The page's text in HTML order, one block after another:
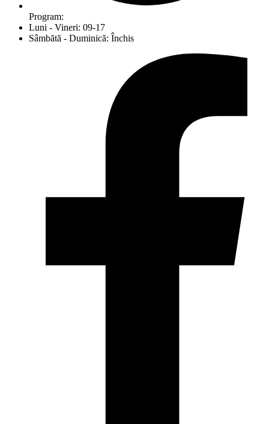
Program:
Luni - Vineri: 09-17
Sâmbătă - Duminică: Închis